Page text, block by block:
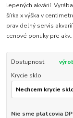
lepených akvárií.
šírka x výška v
pravidelný servis
cenové ponuky pre akv...
Dostupnosť
Krycie sklo
Nie sme platcovia